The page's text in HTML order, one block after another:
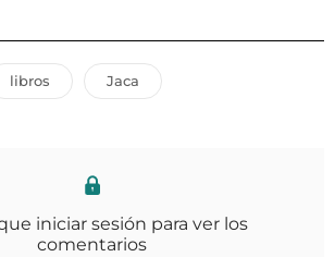
libros Jaca
iniciar sesión para ver los
comentarios